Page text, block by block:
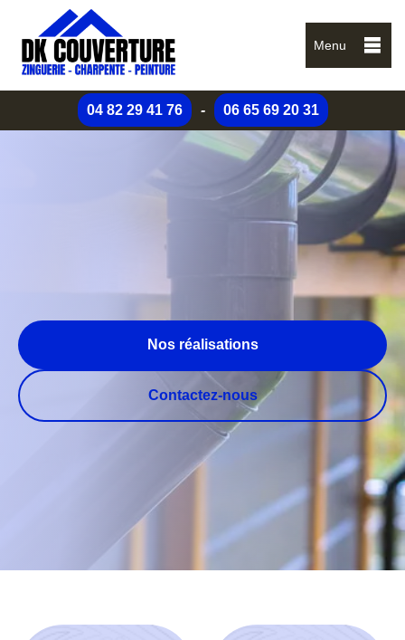
Menu
04 82 29 41 76 - 06 65 69 20 31
Nos réalisations
Contactez-nous